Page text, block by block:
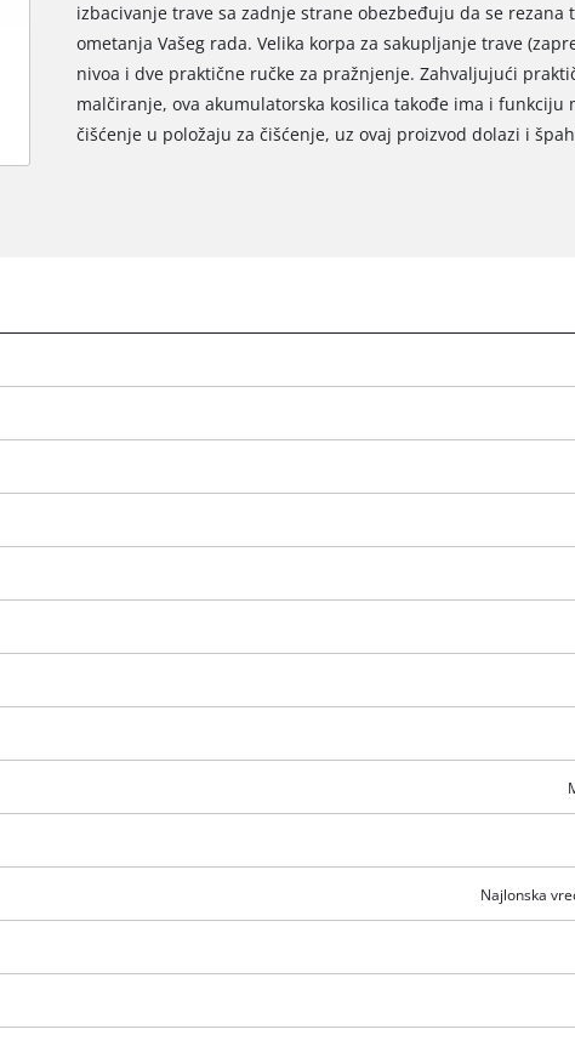
Potrebna nam je vaša saglasnost za
to trackers that are not disclosed to the
the site with their CMP to add this content
izbacivanje trave sa zadnje strane obezbeđuju da se rezana
ometanja Vašeg rada. Velika korpa za sakupljanje trave
nivoa i dve praktične ručke za pražnjenje. Zahvaljujući
malčiranje, ova akumulatorska kosilica takođe ima i funkciju
čišćenje u položaju za čišćenje, uz ovaj proizvod dolazi i
Najlonska